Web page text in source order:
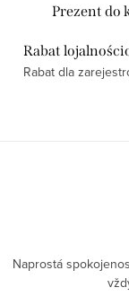
Prezent do
Rabat
Rabat dla
Naprostá